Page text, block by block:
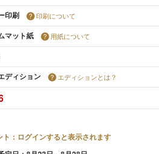
印刷 印刷について
マット紙 用紙について
ディション エディションとは？
ト：ログインすると表示されます